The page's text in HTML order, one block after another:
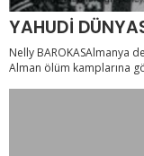
YAHUDİ
Nelly BAROKASAlmanya
Alman ölüm kamplarına